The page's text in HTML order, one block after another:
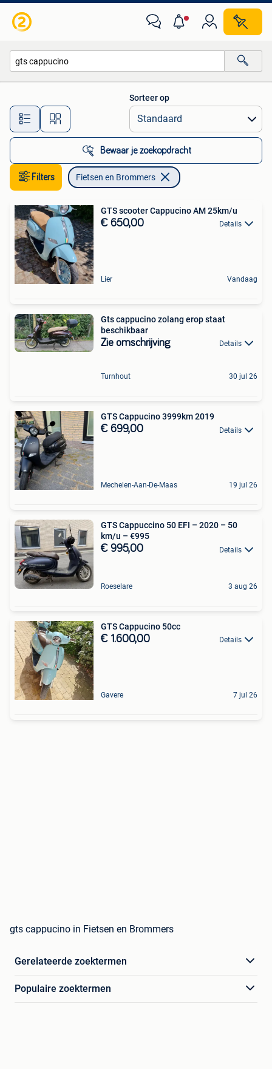
Alle afstanden…
Sorteer op
Bewaar je zoekopdracht
Filters Fietsen en Brommers
GTS scooter Cappucino AM 25km/u
€ 650,00 Details
Lier Vandaag
Gts cappucino zolang erop staat
beschikbaar
Zie omschrijving Details
Turnhout 30 jul 26
GTS Cappucino 3999km 2019
€ 699,00 Details
Mechelen-Aan-De-Maas 19 jul 26
GTS Cappuccino 50 EFI – 2020 – 50
km/u – €995
€ 995,00 Details
Roeselare 3 aug 26
GTS Cappucino 50cc
€ 1.600,00 Details
Gavere 7 jul 26
gts cappucino in Fietsen en Brommers
Gerelateerde zoektermen
Populaire zoektermen